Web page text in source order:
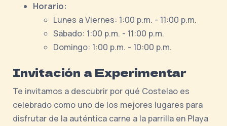
Horario:
Lunes a Viernes: 1:00 p.m. - 11:00 p.m.
Sábado: 1:00 p.m. - 11:00 p.m.
Domingo: 1:00 p.m. - 10:00 p.m.
Invitación a Experimentar
Te invitamos a descubrir por qué Costelao es
celebrado como uno de los mejores lugares para
disfrutar de la auténtica carne a la parrilla en Playa